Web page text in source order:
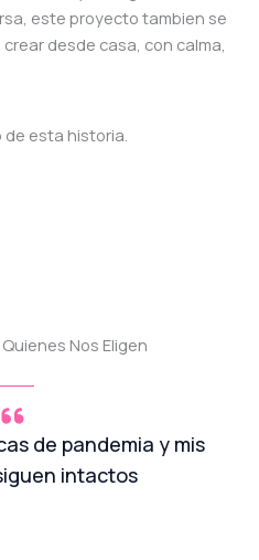
este proyecto tambien se
desde casa, con calma,
de esta historia.
Nos Eligen
de pandemia y mis
intactos